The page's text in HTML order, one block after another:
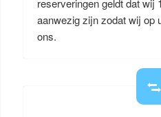
reserveringen geldt dat wij
aanwezig zijn zodat wij op
ons.